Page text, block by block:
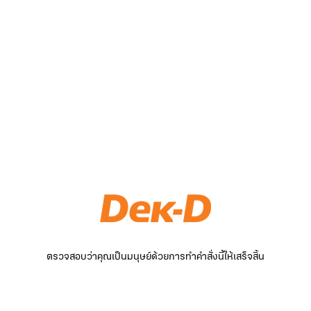
ตรวจสอบว่าคุณเป็นมนุษย์ด้วยการทำคำสั่งนี้ให้เสร็จสิ้น